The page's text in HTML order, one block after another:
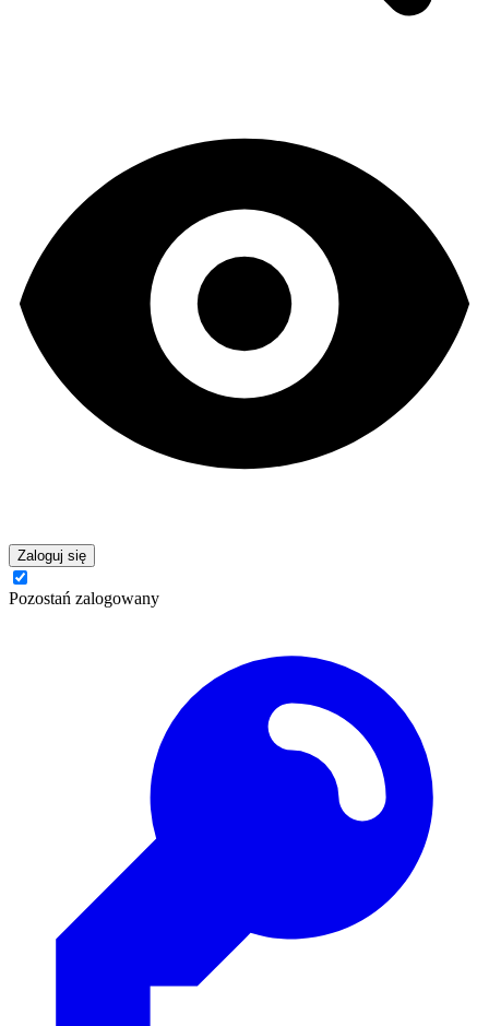
Zaloguj się
Pozostań zalogowany